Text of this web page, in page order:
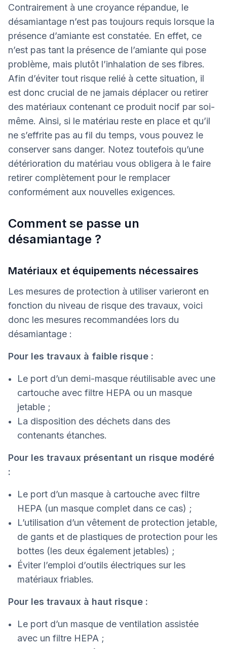
Contrairement à une croyance répandue, le
désamiantage n’est pas toujours requis lorsque la
présence d’amiante est constatée. En effet, ce
n’est pas tant la présence de l’amiante qui pose
problème, mais plutôt l’inhalation de ses fibres.
Afin d’éviter tout risque relié à cette situation, il
est donc crucial de ne jamais déplacer ou retirer
des matériaux contenant ce produit nocif par soi-
même. Ainsi, si le matériau reste en place et qu’il
ne s’effrite pas au fil du temps, vous pouvez le
conserver sans danger. Notez toutefois qu’une
détérioration du matériau vous obligera à le faire
retirer complètement pour le remplacer
conformément aux nouvelles exigences.
Comment se passe un
désamiantage ?
Matériaux et équipements nécessaires
Les mesures de protection à utiliser varieront en
fonction du niveau de risque des travaux, voici
donc les mesures recommandées lors du
désamiantage :
Pour les travaux à faible risque :
Le port d’un demi-masque réutilisable avec une
cartouche avec filtre HEPA ou un masque
jetable ;
La disposition des déchets dans des
contenants étanches.
Pour les travaux présentant un risque modéré
:
Le port d’un masque à cartouche avec filtre
HEPA (un masque complet dans ce cas) ;
L’utilisation d’un vêtement de protection jetable,
de gants et de plastiques de protection pour les
bottes (les deux également jetables) ;
Éviter l’emploi d’outils électriques sur les
matériaux friables.
Pour les travaux à haut risque :
Le port d’un masque de ventilation assistée
avec un filtre HEPA ;